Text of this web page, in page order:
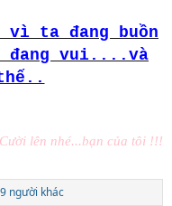
vì ta đang buồn
đang vui....và
Cười lên nhé...bạn của tôi !!!
người khác